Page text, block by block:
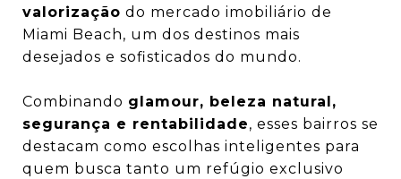
valorização do mercado imobiliário de
Miami Beach, um dos destinos mais
desejados e sofisticados do mundo.
Combinando glamour, beleza natural,
segurança e rentabilidade, esses bairros se
destacam como escolhas inteligentes para
quem busca tanto um refúgio exclusivo